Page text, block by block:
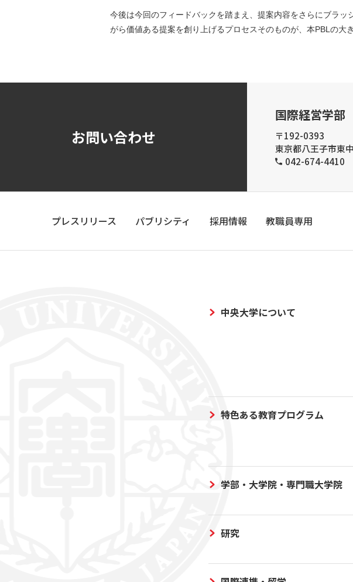
今後は今回のフィードバックを踏まえ、提案内容をさらにブラ
がら価値ある提案を創り上げるプロセスそのものが、本PBLの大
お問い合わせ
国際経営学部
〒192-0393
東京都八王子市東
042-674-4410
プレスリリース パブリシティ 採用情報 教職員専用
中央大学について
特色ある教育プログラム
学部・大学院・専門職大学院
研究